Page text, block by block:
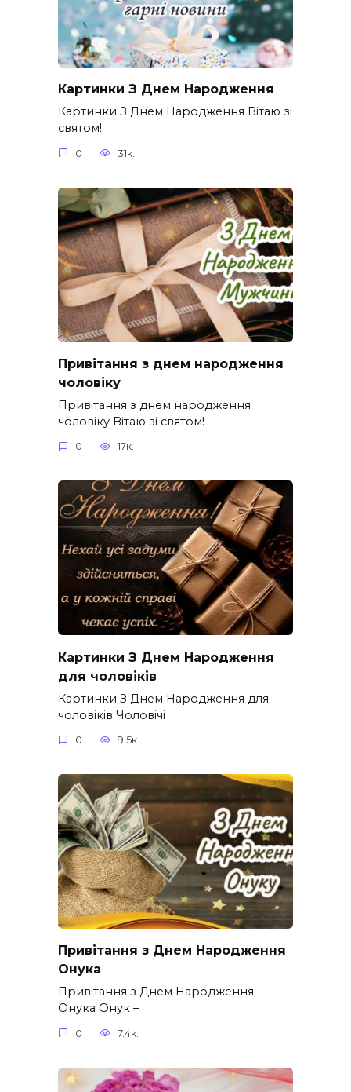
Картинки З Днем Народження
Картинки З Днем Народження Вітаю зі
святом!
0 31к.
Привітання з днем народження
чоловіку
Привітання з днем народження
чоловіку Вітаю зі святом!
0 17к.
Картинки З Днем Народження
для чоловіків​
Картинки З Днем Народження для
чоловіків​ Чоловічі
0 9.5к.
Привітання з Днем Народження
Онука
Привітання з Днем Народження
Онука Онук –
0 7.4к.